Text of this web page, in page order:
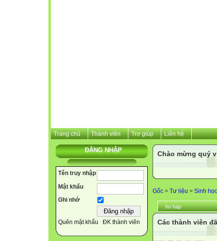
Trang chủ Thành viên Trợ giúp Liên hệ
ĐĂNG NHẬP
Tên truy nhập
Mật khẩu
Ghi nhớ
Quên mật khẩu ĐK thành viên
Chào mừng quý
Gốc > Tư liệu > Sinh học
ho hap
Các thành viên